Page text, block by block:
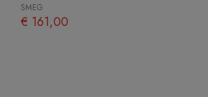
SMEG
€ 161,00